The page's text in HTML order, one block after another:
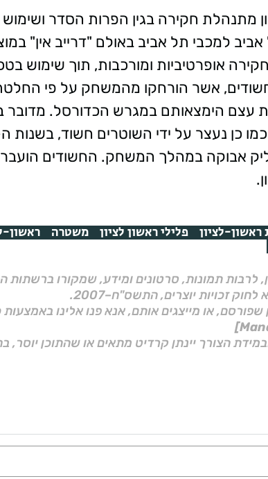
מתנהלת חקירה בגין הפרות הסדר
אופרטיביות ומורכבות, תוך שימוש
לזהותם של 3 חשודים, אשר הורחקו מהמשחק על
עצם הימצאותם במגרש הכדורסל. מדובר
אבוקה במהלך המשחק. החשודים
לציון פלילי ראשון לציון משטרה ראשון-
לרבות תמונות, סרטונים ומידע, שמקורו ברשתות
שפורסם, או מייצגים אותם, אנא פנו אלינו באמצעות
הצורך יינתן קרדיט מתאים או שהתוכן יוסר,